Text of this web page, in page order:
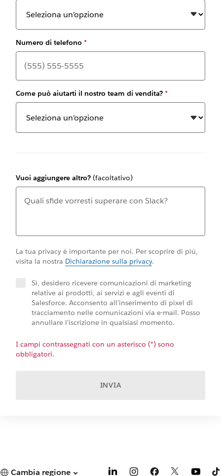
Numero di telefono *
Come può aiutarti il nostro team di vendita? *
Vuoi aggiungere altro? (facoltativo)
La tua privacy è importante per noi. Per scoprire di più,
visita la nostra Dichiarazione sulla privacy.
Sì, desidero ricevere comunicazioni di marketing
relative ai prodotti, ai servizi e agli eventi di
Salesforce. Acconsento all'inserimento di pixel di
tracciamento nelle comunicazioni via e-mail. Posso
annullare l'iscrizione in qualsiasi momento.
I campi contrassegnati con un asterisco (*) sono
obbligatori.
INVIA
Cambia regione